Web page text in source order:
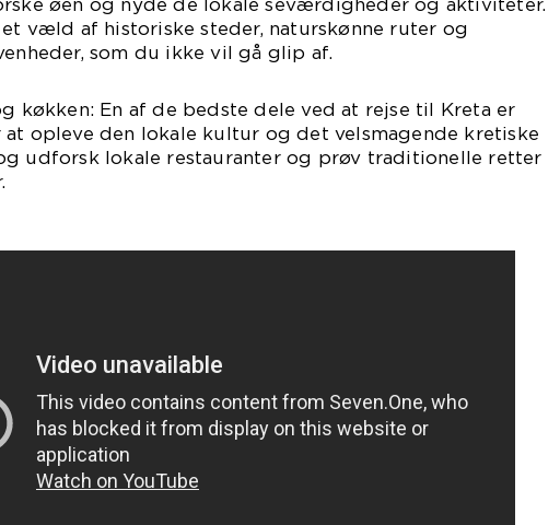
øen og nyde de lokale seværdigheder og aktiviteter.
væld af historiske steder, naturskønne ruter og
som du ikke vil gå glip af.
køkken: En af de bedste dele ved at rejse til Kreta er
opleve den lokale kultur og det velsmagende kretiske
udforsk lokale restauranter og prøv traditionelle retter